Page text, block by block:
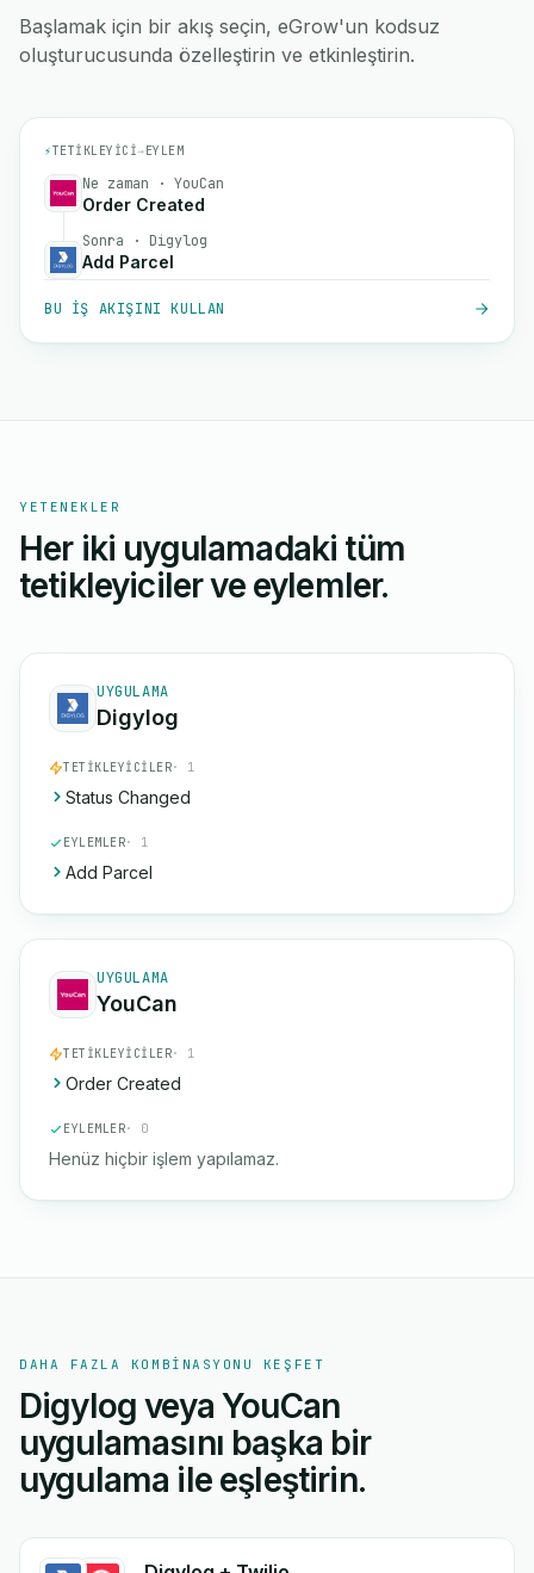
Başlamak için bir akış seçin, eGrow'un kodsuz
oluşturucusunda özelleştirin ve etkinleştirin.
⚡TETIKLEYICI→EYLEM
Ne zaman · YouCan
Order Created
Sonra · Digylog
Add Parcel
BU IŞ AKIŞINI KULLAN
YETENEKLER
Her iki uygulamadaki tüm
tetikleyiciler ve eylemler.
UYGULAMA
Digylog
TETIKLEYICILER· 1
Status Changed
EYLEMLER· 1
Add Parcel
UYGULAMA
YouCan
TETIKLEYICILER· 1
Order Created
EYLEMLER· 0
Henüz hiçbir işlem yapılamaz.
DAHA FAZLA KOMBINASYONU KEŞFET
Digylog veya YouCan
uygulamasını başka bir
uygulama ile eşleştirin.